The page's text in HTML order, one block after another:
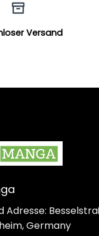
Versand
Adresse:
Germany